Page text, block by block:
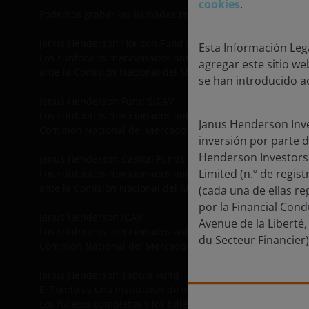
Janus Henderson Horizon Fund SICAV
Los subfondos mencionados anteriormente están
ante la Comisión Nacional del Mercado de Valores (en
Comisión Nacional del Mercado de Valores (en adelante,
Janus Henderson Capital Funds plc
Los subfondos mencionados anteriormente están
ante la Comisión Nacional del Mercado de Valores (en
Los subfondos mencionados anteriormente están
Comisión Nacional del Mercado de Valores (en adelante
El Fondo es una institución de inversión colectiva
Los folletos completos y los folletos simplificados, los
cookies.
Esta Información
agregar este sitio
se han introducido
Janus Henderson
inversión por parte
Henderson
Limited (n.º de
(cada una de ellas
por la Financial
Avenue de la
du Secteur